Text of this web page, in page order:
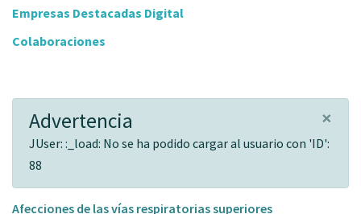
Empresas Destacadas Digital
Colaboraciones
×
Advertencia
JUser: :_load: No se ha podido cargar al usuario con 'ID':
88
Afecciones de las vías respiratorias superiores